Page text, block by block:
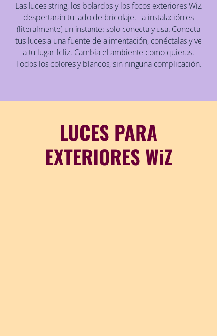
Las luces string, los bolardos y los focos exteriores WiZ
despertarán tu lado de bricolaje. La instalación es
(literalmente) un instante: solo conecta y usa. Conecta
tus luces a una fuente de alimentación, conéctalas y ve
a tu lugar feliz. Cambia el ambiente como quieras.
Todos los colores y blancos, sin ninguna complicación.
LUCES PARA
EXTERIORES WiZ